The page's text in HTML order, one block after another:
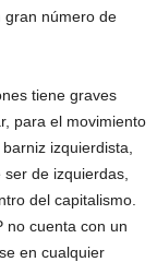
gran número de
tiene graves
para el movimiento
izquierdista,
de izquierdas,
del capitalismo.
no cuenta con un
en cualquier